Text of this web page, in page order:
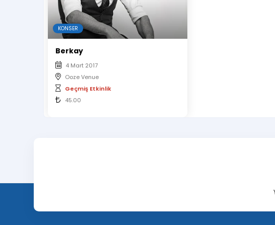
KONSER
Berkay
4 Mart 2017
Ooze Venue
Geçmiş Etkinlik
45.00